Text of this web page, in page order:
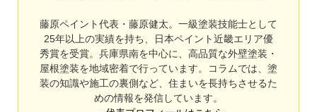
藤原ペイント代表・藤原健太。一級塗装技能士として
25年以上の実績を持ち、日本ペイント近畿エリア優
秀賞を受賞。兵庫県南を中心に、高品質な外壁塗装・
屋根塗装を地域密着で行っています。コラムでは、塗
装の知識や施工の裏側など、住まいを長持ちさせるた
めの情報を発信しています。